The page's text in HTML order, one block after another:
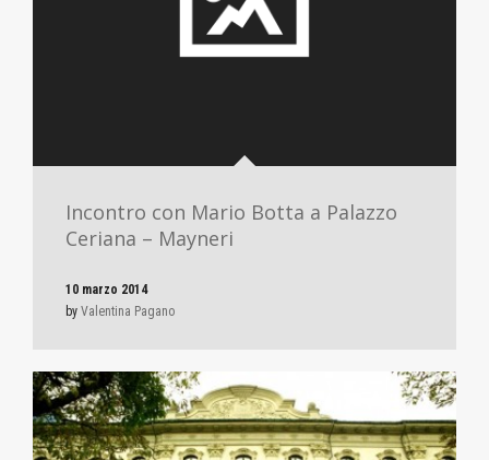
Incontro con Mario Botta a Palazzo
Ceriana – Mayneri
10 marzo 2014
by Valentina Pagano